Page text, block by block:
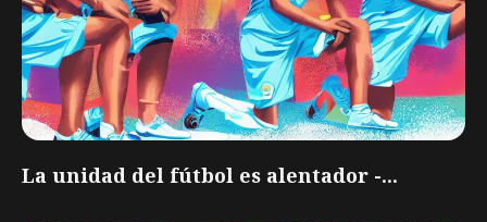
La unidad del fútbol es alentador -...